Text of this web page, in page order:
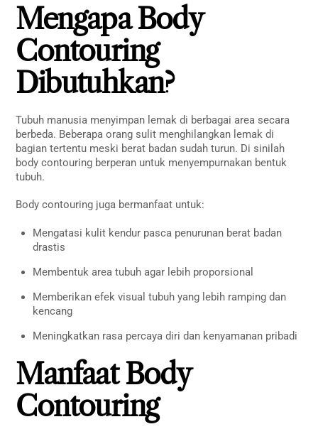
Mengapa Body
Contouring
Dibutuhkan?
Tubuh manusia menyimpan lemak di berbagai area secara
berbeda. Beberapa orang sulit menghilangkan lemak di
bagian tertentu meski berat badan sudah turun. Di sinilah
body contouring berperan untuk menyempurnakan bentuk
tubuh.
Body contouring juga bermanfaat untuk:
Mengatasi kulit kendur pasca penurunan berat badan
drastis
Membentuk area tubuh agar lebih proporsional
Memberikan efek visual tubuh yang lebih ramping dan
kencang
Meningkatkan rasa percaya diri dan kenyamanan pribadi
Manfaat Body
Contouring